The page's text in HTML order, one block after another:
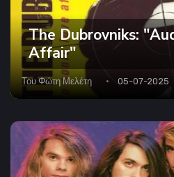
The Dubrovniks‎:
Affair"
Του Φώτη Μελέτη 05-07-2025